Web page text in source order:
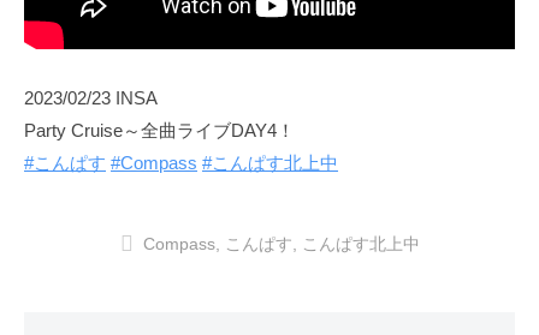
2023/02/23 INSA
Party Cruise～全曲ライブDAY4！
#こんぱす #Compass #こんぱす北上中
Compass, こんぱす, こんぱす北上中